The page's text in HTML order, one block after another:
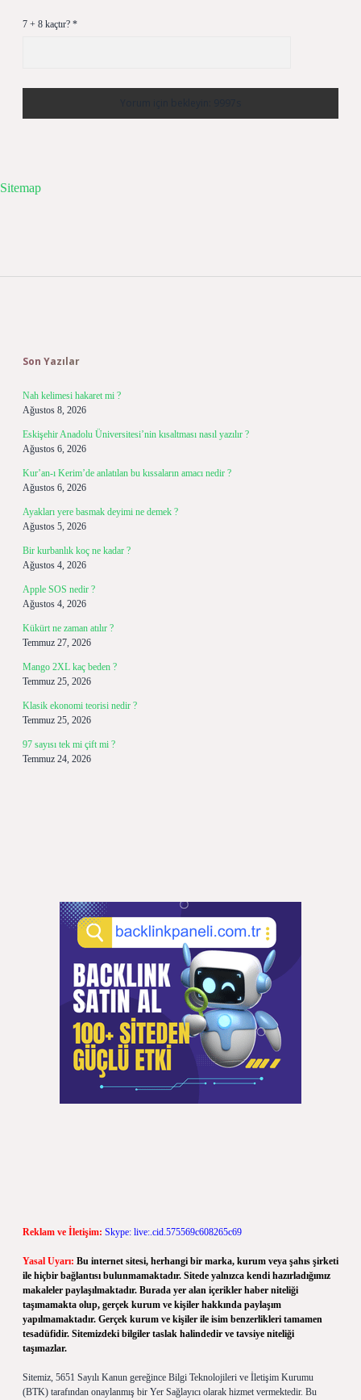
7 + 8 kaçtır? *
Sitemap
Son Yazılar
Nah kelimesi hakaret mi ?
Ağustos 8, 2026
Eskişehir Anadolu Üniversitesi’nin kısaltması nasıl yazılır ?
Ağustos 6, 2026
Kur’an-ı Kerim’de anlatılan bu kıssaların amacı nedir ?
Ağustos 6, 2026
Ayakları yere basmak deyimi ne demek ?
Ağustos 5, 2026
Bir kurbanlık koç ne kadar ?
Ağustos 4, 2026
Apple SOS nedir ?
Ağustos 4, 2026
Kükürt ne zaman atılır ?
Temmuz 27, 2026
Mango 2XL kaç beden ?
Temmuz 25, 2026
Klasik ekonomi teorisi nedir ?
Temmuz 25, 2026
97 sayısı tek mi çift mi ?
Temmuz 24, 2026
Reklam ve İletişim: Skype: live:.cid.575569c608265c69
Yasal Uyarı: Bu internet sitesi, herhangi bir marka, kurum veya şahıs şirketi
ile hiçbir bağlantısı bulunmamaktadır. Sitede yalnızca kendi hazırladığımız
makaleler paylaşılmaktadır. Burada yer alan içerikler haber niteliği
taşımamakta olup, gerçek kurum ve kişiler hakkında paylaşım
yapılmamaktadır. Gerçek kurum ve kişiler ile isim benzerlikleri tamamen
tesadüfidir. Sitemizdeki bilgiler taslak halindedir ve tavsiye niteliği
taşımazlar.
Sitemiz, 5651 Sayılı Kanun gereğince Bilgi Teknolojileri ve İletişim Kurumu
(BTK) tarafından onaylanmış bir Yer Sağlayıcı olarak hizmet vermektedir. Bu